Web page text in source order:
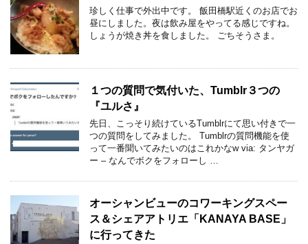
珍しく仕事で外出中です。 飯田橋駅近くのお店でお
昼にしました。夜は飲み屋をやってる感じですね。
しょうが焼き丼を食しました。 ごちそうさま。
１つの質問で気付いた、Tumblr３つの
『ユルさ』
先日、こっそり続けているTumblrにて思い付きで一
つの質問をしてみました。 Tumblrの質問機能を使
って一番聞いてみたいのはこれかなw via: タンヤガ
ー – なんでボクをフォローし …
オーシャンビューのコワーキングスペー
ス＆シェアアトリエ「KANAYA BASE」
に行ってきた